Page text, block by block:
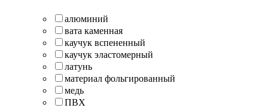
алюминий
вата каменная
каучук вспененный
каучук эластомерный
латунь
материал фольгированный
медь
ПВХ